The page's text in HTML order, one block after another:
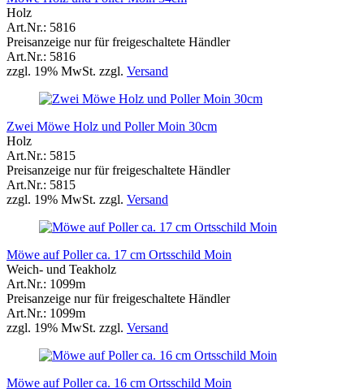
Holz
Art.Nr.: 5816
Preisanzeige nur für freigeschaltete Händler
Art.Nr.: 5816
zzgl. 19% MwSt. zzgl. Versand
Zwei Möwe Holz und Poller Moin 30cm
Holz
Art.Nr.: 5815
Preisanzeige nur für freigeschaltete Händler
Art.Nr.: 5815
zzgl. 19% MwSt. zzgl. Versand
Möwe auf Poller ca. 17 cm Ortsschild Moin
Weich- und Teakholz
Art.Nr.: 1099m
Preisanzeige nur für freigeschaltete Händler
Art.Nr.: 1099m
zzgl. 19% MwSt. zzgl. Versand
Möwe auf Poller ca. 16 cm Ortsschild Moin